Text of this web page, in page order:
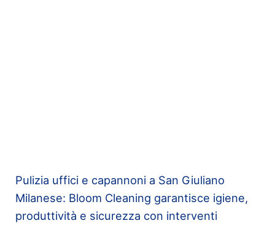
Pulizia uffici e capannoni a San Giuliano
Milanese: Bloom Cleaning garantisce igiene,
produttività e sicurezza con interventi